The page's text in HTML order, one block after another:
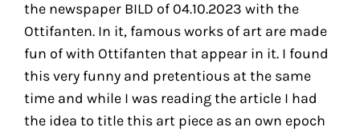
the newspaper BILD of 04.10.2023 with the
Ottifanten. In it, famous works of art are made
fun of with Ottifanten that appear in it. I found
this very funny and pretentious at the same
time and while I was reading the article I had
the idea to title this art piece as an own epoch